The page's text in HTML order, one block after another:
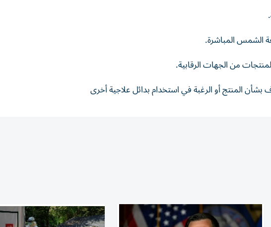
الشمس المباشرة.
من الجهات الرقابية.
المنتج أو الرغبة في استخدام بدائل علاجية أخرى